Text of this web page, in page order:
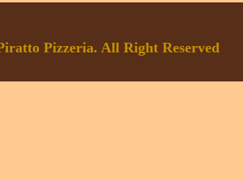
Pizzeria. All Right Reserved